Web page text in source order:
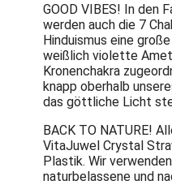
GOOD VIBES! In den
werden auch die 7
Hinduismus eine
weißlich violette
Kronenchakra
knapp oberhalb
das göttliche Licht
BACK TO NATURE!
VitaJuwel Crystal
Plastik. Wir
naturbelassene und